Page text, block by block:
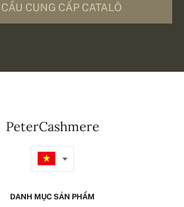
CUNG CẤP CATALÔ
PeterCashmere
DANH MỤC SẢN PHẨM